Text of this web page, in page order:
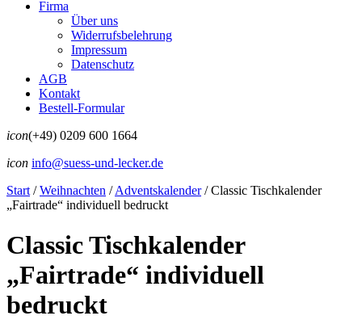
Firma
Über uns
Widerrufsbelehrung
Impressum
Datenschutz
AGB
Kontakt
Bestell-Formular
icon(+49) 0209 600 1664
icon info@suess-und-lecker.de
Start / Weihnachten /Adventskalender /Classic Tischkalender
„Fairtrade“ individuell bedruckt
Classic Tischkalender
„Fairtrade“ individuell
bedruckt